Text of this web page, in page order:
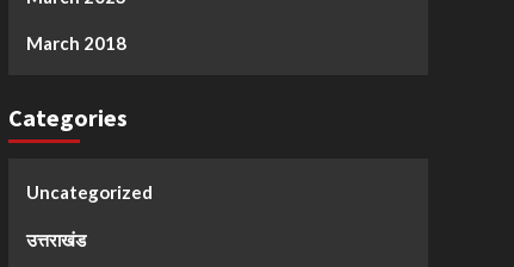
March 2018
Categories
Uncategorized
उत्तराखंड